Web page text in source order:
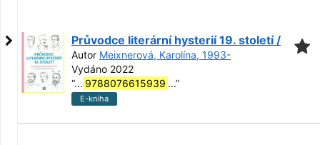
Průvodce literární hysterií 19. století /
Autor Meixnerová, Karolína, 1993-
Vydáno 2022
“... 9788076615939 ...”
E-kniha